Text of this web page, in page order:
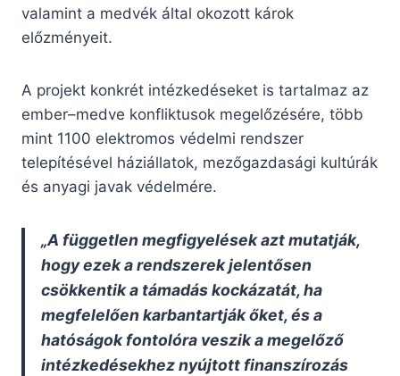
valamint a medvék által okozott károk
előzményeit.
A projekt konkrét intézkedéseket is tartalmaz az
ember–medve konfliktusok megelőzésére, több
mint 1100 elektromos védelmi rendszer
telepítésével háziállatok, mezőgazdasági kultúrák
és anyagi javak védelmére.
„A független megfigyelések azt mutatják,
hogy ezek a rendszerek jelentősen
csökkentik a támadás kockázatát, ha
megfelelően karbantartják őket, és a
hatóságok fontolóra veszik a megelőző
intézkedésekhez nyújtott finanszírozás